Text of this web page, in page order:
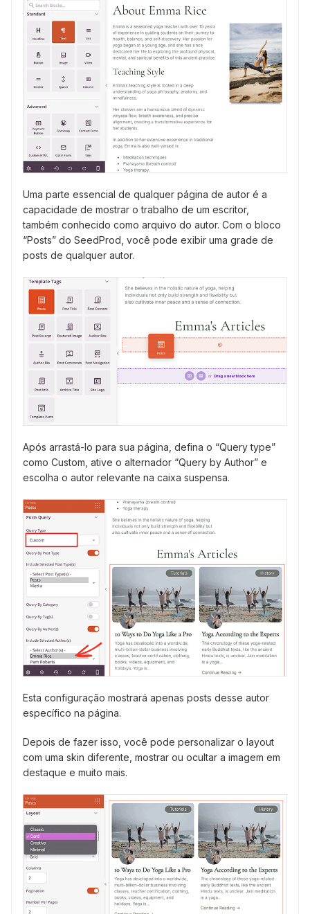
Uma parte essencial de qualquer página de autor é a
capacidade de mostrar o trabalho de um escritor,
também conhecido como arquivo do autor. Com o bloco
“Posts” do SeedProd, você pode exibir uma grade de
posts de qualquer autor.
Após arrastá-lo para sua página, defina o “Query type”
como Custom, ative o alternador “Query by Author” e
escolha o autor relevante na caixa suspensa.
Esta configuração mostrará apenas posts desse autor
específico na página.
Depois de fazer isso, você pode personalizar o layout
com uma skin diferente, mostrar ou ocultar a imagem em
destaque e muito mais.